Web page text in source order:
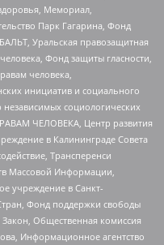
Мемориал,
Парк Гагарина, Фонд
Уральская правозащитная
Фонд защиты гласности,
человека,
инициатив и социального
независимых социологических
ЧЕЛОВЕКА, Центр развития
в Калининграде Совета
Трансперенси
Массовой Информации,
учреждение в Санкт-
Фонд поддержки свободы
Общественная комиссия
Информационное агентство